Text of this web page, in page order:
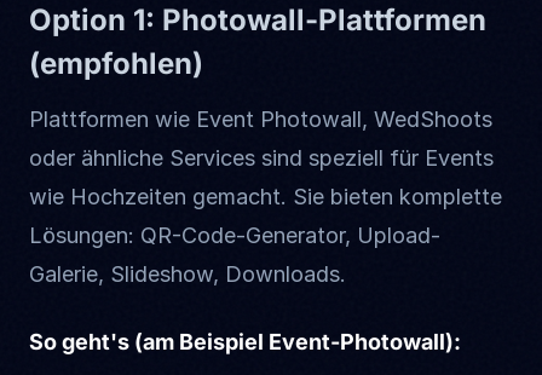
Option 1: Photowall-Plattformen
(empfohlen)
Plattformen wie Event Photowall, WedShoots
oder ähnliche Services sind speziell für Events
wie Hochzeiten gemacht. Sie bieten komplette
Lösungen: QR-Code-Generator, Upload-
Galerie, Slideshow, Downloads.
So geht's (am Beispiel Event-Photowall):